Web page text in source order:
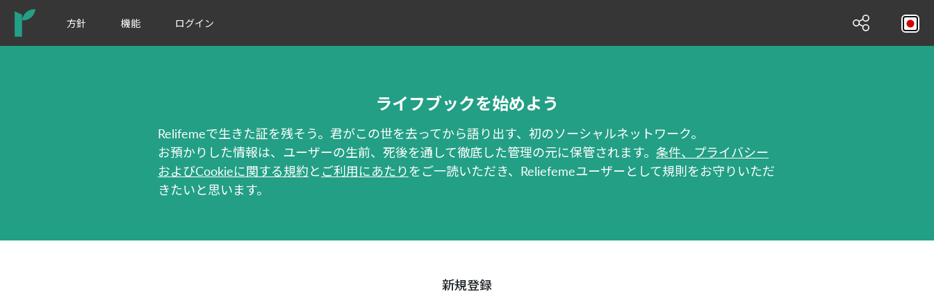
方針 機能 ログイン
ライフブックを始めよう
Relifemeで生きた証を残そう。君がこの世を去ってから語り出す、初のソーシャルネットワーク。
お預かりした情報は、ユーザーの生前、死後を通して徹底した管理の元に保管されます。 条件、プライバシー
およびCookieに関する規約とご利用にあたりをご一読いただき、Reliefemeユーザーとして規則をお守りいただ
きたいと思います。
新規登録